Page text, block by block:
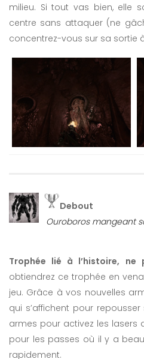
milieu. Si tout vas bien, elle
centre sans attaquer (ne
concentrez-vous sur sa sortie
Debout
Ouroboros mangeant
Trophée lié à l’histoire, ne
obtiendrez ce trophée en
jeu. Grâce à vos nouvelles
qui s’affichent pour
armes pour activez les lasers
pour les passes où il y a
rapidement.